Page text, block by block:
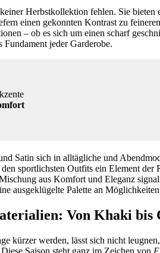
Herbstkollektion fehlen. Sie bieten
einen gekonnten Kontrast zu
– ob es sich um einen scharf
Fundament jeder Garderobe.
Satin sich in alltägliche und
sportlichsten Outfits ein Element der
aus Komfort und Eleganz
ausgeklügelte Palette an
Von Khaki bis
kürzer werden, lässt sich nicht
Saison steht ganz im Zeichen von